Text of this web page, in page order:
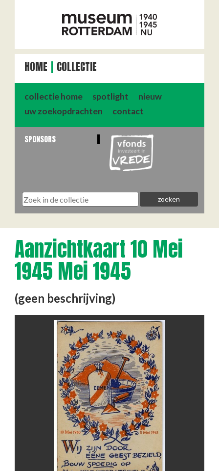
HOME COLLECTIE
collectie home spotlight
nieuw
uw zoekopdrachten
contact
SPONSORS
Aanzichtkaart 10 Mei
1945 Mei 1945
(geen beschrijving)